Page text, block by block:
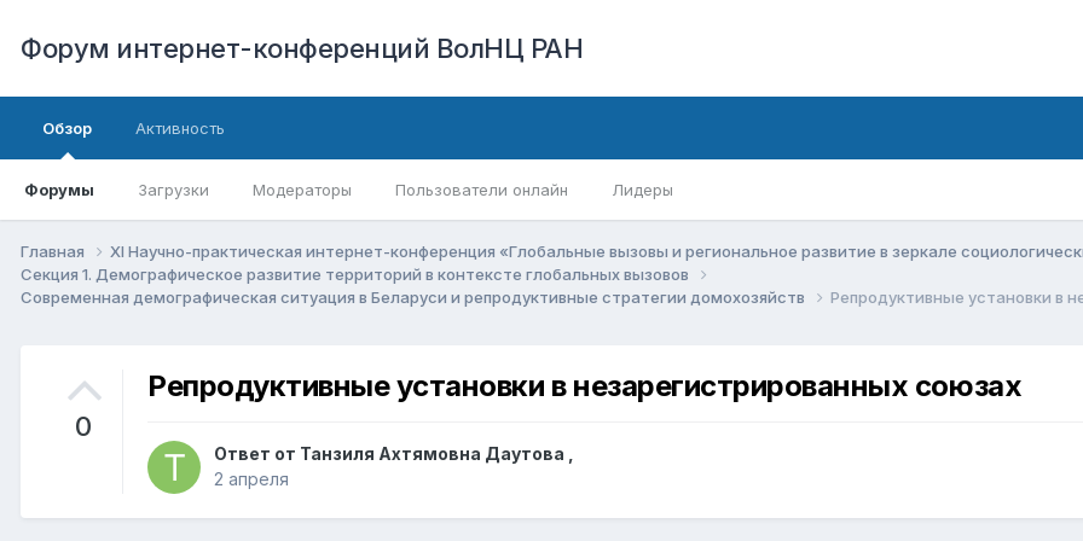
Форум интернет-конференций ВолНЦ РАН
Обзор
Форумы Загрузки Модераторы Пользователи онлайн Лидеры
Активность
Главная
XI Научно-практическая интернет-конференция «Глобальные вызовы и региональное развитие в зеркале
Секция 1. Демографическое развитие территорий в контексте глобальных вызовов
Современная демографическая ситуация в Беларуси и репродуктивные стратегии домохозяйств
Репродуктивные установки в
0
Репродуктивные установки в незарегистрированных союзах
Ответ от Танзиля Ахтямовна Даутова
2 апреля